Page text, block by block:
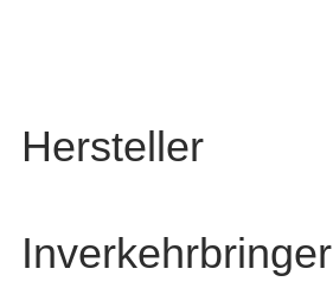
Hersteller
Inverkehrbringer